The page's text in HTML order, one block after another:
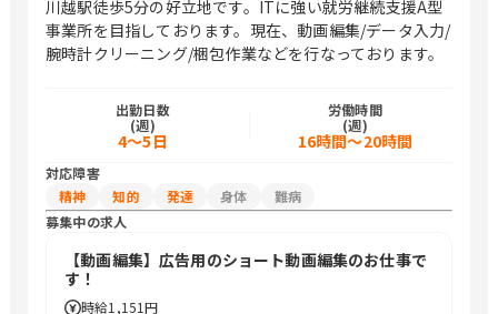
川越駅徒歩5分の好立地です。ITに強い就労継続支援A型
事業所を目指しております。現在、動画編集/データ入力/
腕時計クリーニング/梱包作業などを行なっております。
出勤日数
(週)
4〜5日
労働時間
(週)
16時間〜20時間
対応障害
精神
知的 発達 身体
難病
募集中の求人
【動画編集】広告用のショート動画編集のお仕事で
す！
時給1,151円